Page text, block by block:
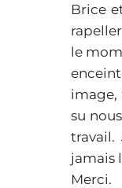
Brice
le
image,
su
travail.
jamais
Merci.